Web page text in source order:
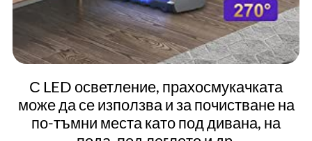
С LED осветление, прахосмукачката
може да се използва и за почистване на
по-тъмни места като под дивана, на